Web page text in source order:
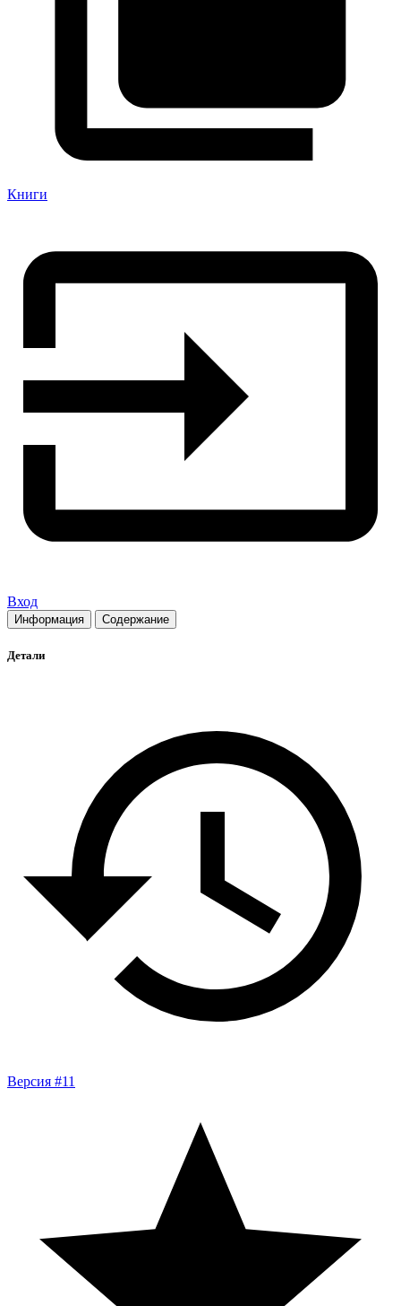
Книги
Вход
Информация Содержание
Детали
Версия #11